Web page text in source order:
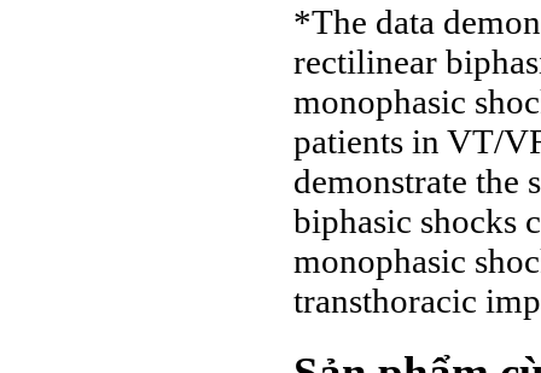
*The data
rectilinear
monophasic
patients in VT/
demonstrate
biphasic shocks
monophasic
transthoracic